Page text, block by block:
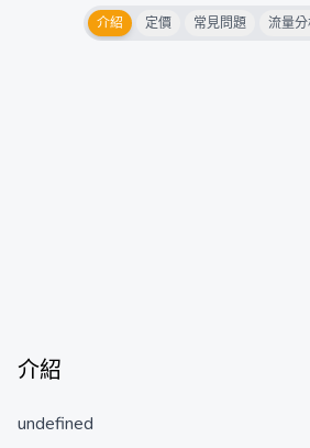
介紹 定價 常見問題 流量
介紹
undefined